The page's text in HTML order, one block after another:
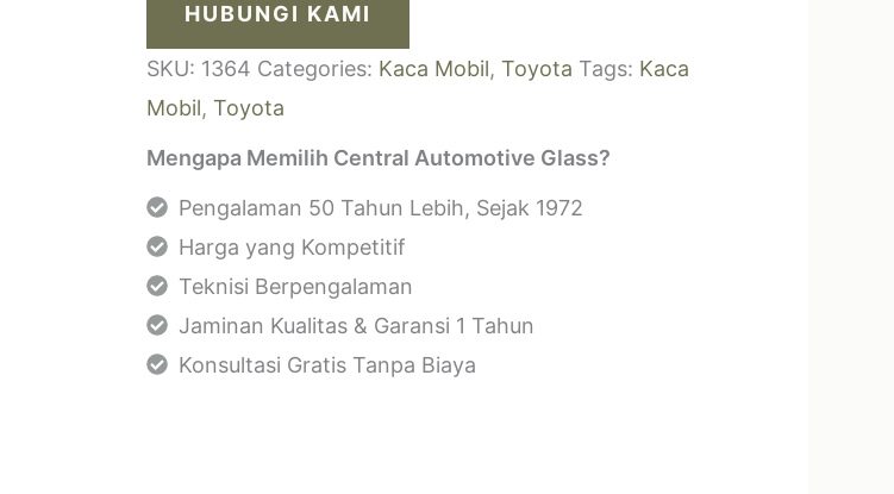
HUBUNGI KAMI
SKU: 1364 Categories: Kaca Mobil, Toyota Tags: Kaca
Mobil, Toyota
Mengapa Memilih Central Automotive Glass?
Pengalaman 50 Tahun Lebih, Sejak 1972
Harga yang Kompetitif
Teknisi Berpengalaman
Jaminan Kualitas & Garansi 1 Tahun
Konsultasi Gratis Tanpa Biaya